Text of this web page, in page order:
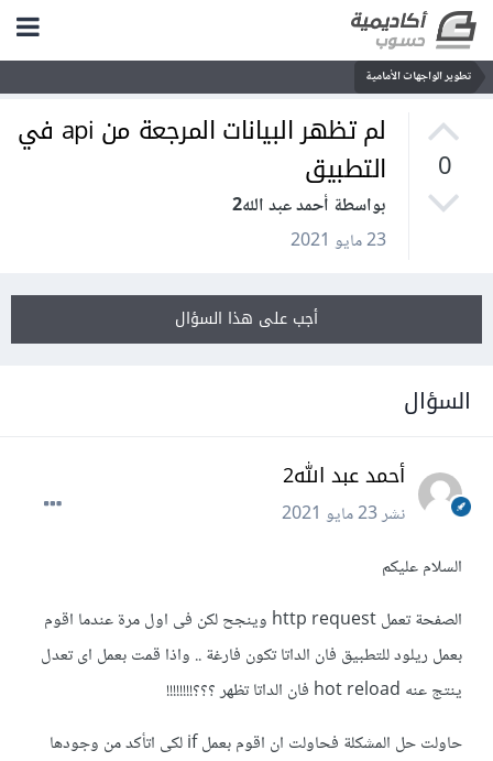
تطوير الواجهات الأمامية
0
لم تظهر البيانات المرجعة من api في
التطبيق
بواسطة أحمد عبد الله2
23 مايو 2021
أجب على هذا السؤال
السؤال
أحمد عبد الله2
نشر23 مايو 2021
السلام عليكم
الصفحة تعمل http request وينجح لكن فى اول مرة عندما اقوم
بعمل ريلود للتطبيق فان الداتا تكون فارغة .. واذا قمت بعمل اى تعدل
ينتج عنه hot reload فان الداتا تظهر ؟؟؟!!!!!!!!
حاولت حل المشكلة فحاولت ان اقوم بعمل if لكى اتأكد من وجودها